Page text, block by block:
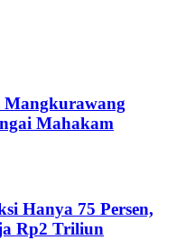
Mahakam
Hanya 75 Persen,
Rp2 Triliun